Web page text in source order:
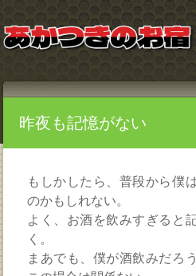
昨夜も記憶がない
もしかしたら、普段から僕
のかもしれない。
よく、お酒を飲みすぎると
く。
まあでも、僕が酒飲みだろ